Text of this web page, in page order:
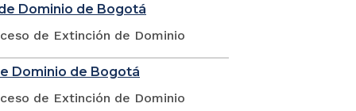
Dominio de Bogotá
de Extinción de Dominio
Dominio de Bogotá
de Extinción de Dominio